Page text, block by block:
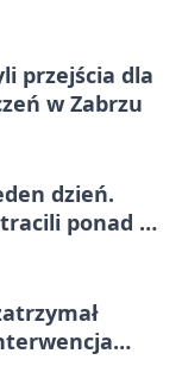
przejścia dla
w Zabrzu
dzień.
ponad 6